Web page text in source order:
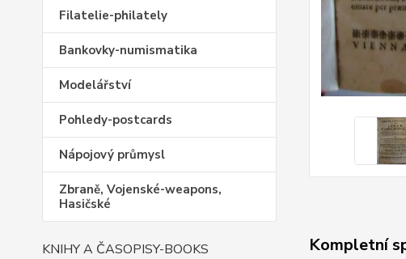
Filatelie-philately
Bankovky-numismatika
Modelářství
Pohledy-postcards
Nápojový průmysl
Zbraně, Vojenské-weapons,
Hasičské
KNIHY A ČASOPISY-BOOKS Kompletní